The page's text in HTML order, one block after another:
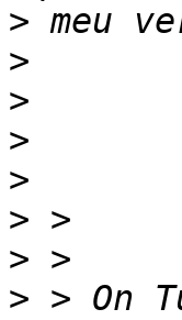
>
>
>
>
>
>
>
> > On